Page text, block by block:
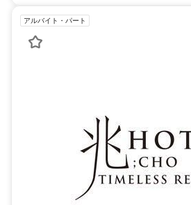
アルバイト・パート